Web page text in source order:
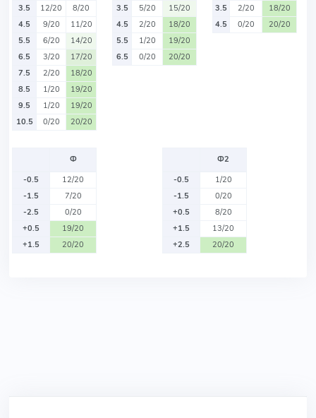
3.5
12/20
8/20
4.5
9/20
11/20
5.5
6/20
14/20
6.5
3/20
17/20
7.5
2/20
18/20
8.5
1/20
19/20
9.5
1/20
19/20
10.5
0/20 20/20
3.5
5/20
15/20
4.5
2/20
18/20
5.5
1/20
19/20
6.5
0/20 20/20
3.5
2/20
18/20
4.5
0/20 20/20
Ф
-0.5
12/20
-1.5
7/20
-2.5
0/20
+0.5
19/20
+1.5
20/20
Ф2
-0.5
1/20
-1.5
0/20
+0.5
8/20
+1.5
13/20
+2.5
20/20